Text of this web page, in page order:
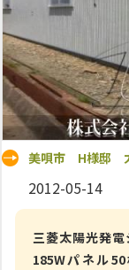
美唄市 H様邸
2012-05-14
三菱太陽光発電
185Wパネル